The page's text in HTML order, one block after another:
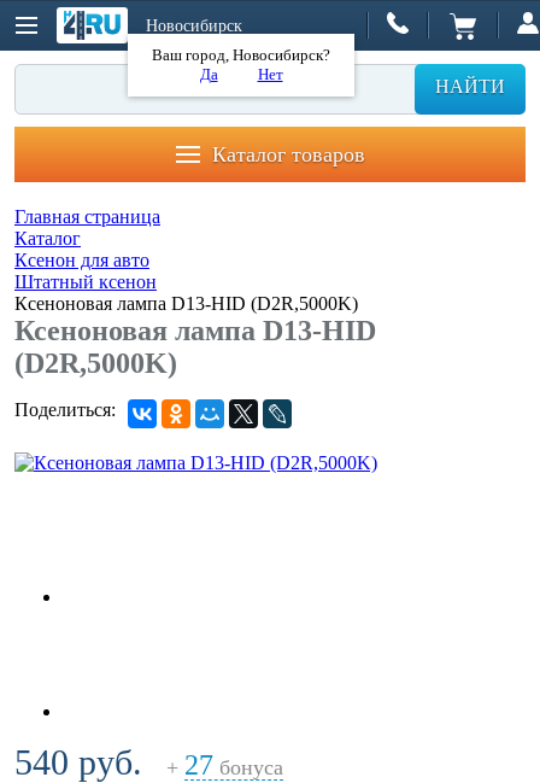
Новосибирск
Ваш город, Новосибирск?
Да
Нет
НАЙТИ
Каталог товаров
Главная страница
Каталог
Ксенон для авто
Штатный ксенон
Ксеноновая лампа D13-HID (D2R,5000K)
Ксеноновая лампа D13-HID
(D2R,5000K)
Поделиться:
540 руб. + 27 бонуса